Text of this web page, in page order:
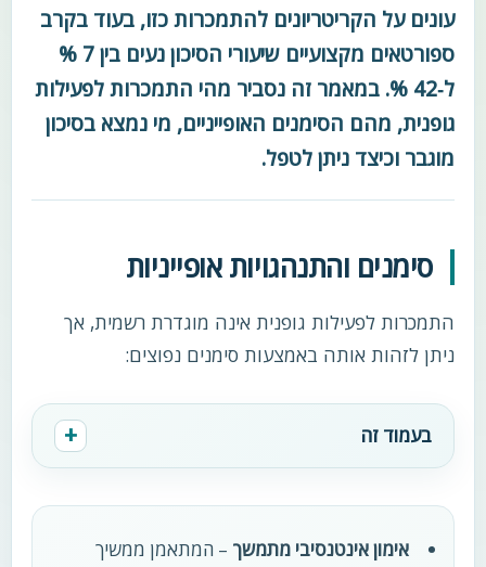
עונים על הקריטריונים להתמכרות כזו, בעוד בקרב
ספורטאים מקצועיים שיעורי הסיכון נעים בין 7 %
ל‑42 %. במאמר זה נסביר מהי התמכרות לפעילות
גופנית, מהם הסימנים האופייניים, מי נמצא בסיכון
מוגבר וכיצד ניתן לטפל.
סימנים והתנהגויות אופייניות
התמכרות לפעילות גופנית אינה מוגדרת רשמית, אך
ניתן לזהות אותה באמצעות סימנים נפוצים:
בעמוד זה
אימון אינטנסיבי מתמשך – המתאמן ממשיך